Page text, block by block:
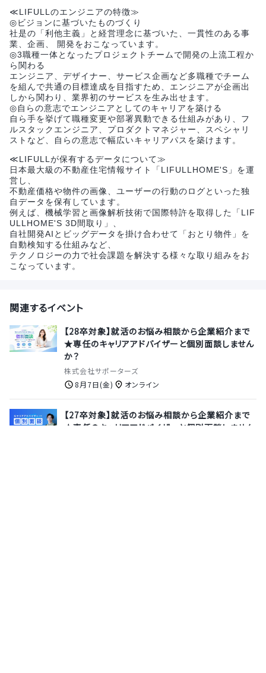
≪LIFULLのエンジニアの特徴≫
◎ビジョンに基づいたものづくり
社是の「利他主義」と経営理念に基づいた、一貫性のある事
業、企画、 開発をおこなっています。
◎3職種一体となったプロジェクトチームで開発の上流工程か
ら関わる
エンジニア、デザイナー、サービス企画など多職種でチーム
を組んで共通の目標達成を目指すため、エンジニアが企画出
しから関わり、業界初のサービスを生み出せます。
◎自らの意志でエンジニアとしてのキャリアを築ける
自ら手を挙げて職種変更や部署異動できる仕組みがあり、フ
ルスタックエンジニア、プロダクトマネジャー、スペシャリ
ストなど、自らの意志で幅広いキャリアパスを築けます。
≪LIFULLが保有するデータについて≫
日本最大級の不動産住宅情報サイト「LIFULLHOME'S」を運
営し、
不動産価格や物件の画像、ユーザーの行動のログといった独
自データを保有しています。
例えば、機械学習と画像解析技術で国際特許を取得した「LIF
ULLHOME'S 3D間取り」、
自社開発AIとビッグデータを掛け合わせて「おとり物件」を
自動検知する仕組みなど、
テクノロジーの力で社会課題を解決する様々な取り組みをお
こなっています。
関連するイベント
【28卒対象】就活のお悩み相談から企業紹介まで
★専任のキャリアアドバイザーと個別面談しません
か？
株式会社サポーターズ
8月7日(金)
オンライン
【27卒対象】就活のお悩み相談から企業紹介まで
★専任のキャリアアドバイザーと個別面談しません